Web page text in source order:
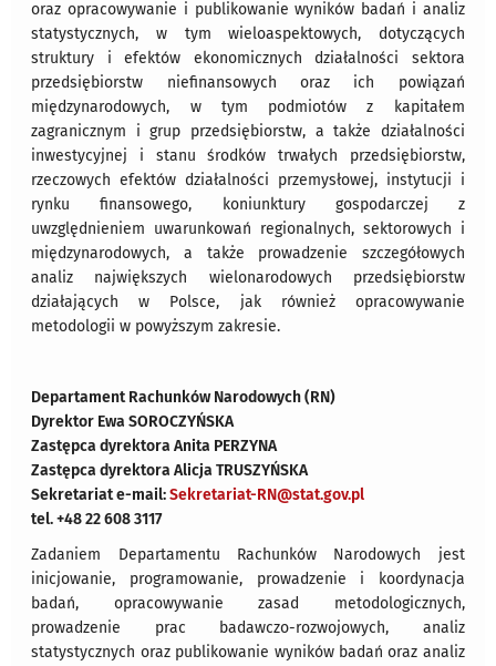
oraz opracowywanie i publikowanie wyników badań i analiz
statystycznych, w tym wieloaspektowych, dotyczących
struktury i efektów ekonomicznych działalności sektora
przedsiębiorstw niefinansowych oraz ich powiązań
międzynarodowych, w tym podmiotów z kapitałem
zagranicznym i grup przedsiębiorstw, a także działalności
inwestycyjnej i stanu środków trwałych przedsiębiorstw,
rzeczowych efektów działalności przemysłowej, instytucji i
rynku finansowego, koniunktury gospodarczej z
uwzględnieniem uwarunkowań regionalnych, sektorowych i
międzynarodowych, a także prowadzenie szczegółowych
analiz największych wielonarodowych przedsiębiorstw
działających w Polsce, jak również opracowywanie
metodologii w powyższym zakresie.
Departament Rachunków Narodowych (RN)
Dyrektor Ewa SOROCZYŃSKA
Zastępca dyrektora Anita PERZYNA
Zastępca dyrektora Alicja TRUSZYŃSKA
Sekretariat e-mail:Sekretariat-RN@stat.gov.pl
tel. +48 22 608 3117
Zadaniem Departamentu Rachunków Narodowych jest
inicjowanie, programowanie, prowadzenie i koordynacja
badań, opracowywanie zasad metodologicznych,
prowadzenie prac badawczo-rozwojowych, analiz
statystycznych oraz publikowanie wyników badań oraz analiz